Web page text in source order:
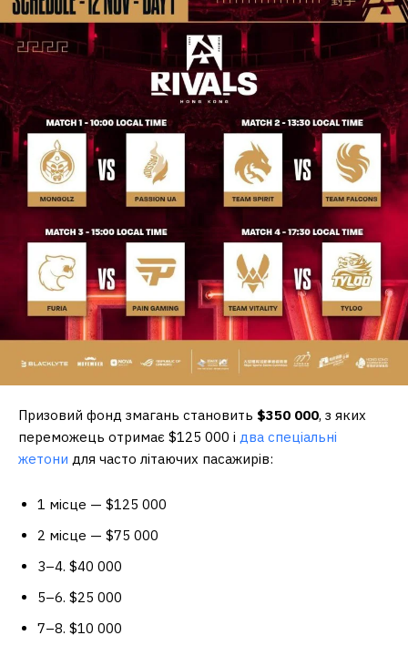
Призовий фонд змагань становить $350 000, з яких
переможець отримає $125 000 і два спеціальні
жетони для часто літаючих пасажирів:
1 місце — $125 000
2 місце — $75 000
3–4. $40 000
5–6. $25 000
7–8. $10 000